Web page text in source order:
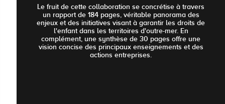
Le fruit de cette collaboration se concrétise à travers
un rapport de 184 pages, véritable panorama des
enjeux et des initiatives visant à garantir les droits de
l'enfant dans les territoires d'outre-mer. En
complément, une synthèse de 30 pages offre une
vision concise des principaux enseignements et des
actions entreprises.